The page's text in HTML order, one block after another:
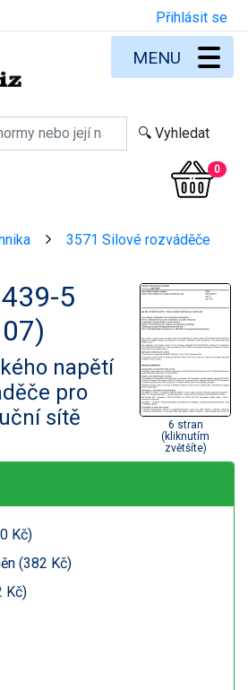
Přihlásit se
0
MENU
3571 Silové rozváděče
5
napětí
pro
sítě
6 stran
(kliknutím
zvětšíte)
Kč)
(382 Kč)
Kč)